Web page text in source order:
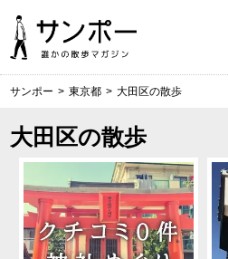
サンポー > 東京都 > 大田区の散歩
大田区の散歩